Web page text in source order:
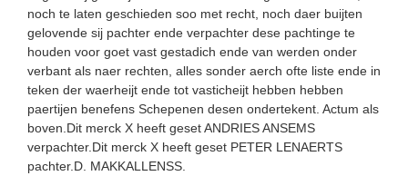
noch te laten geschieden soo met recht, noch daer buijten
gelovende sij pachter ende verpachter dese pachtinge te
houden voor goet vast gestadich ende van werden onder
verbant als naer rechten, alles sonder aerch ofte liste ende in
teken der waerheijt ende tot vasticheijt hebben hebben
paertijen benefens Schepenen desen ondertekent. Actum als
boven.Dit merck X heeft geset ANDRIES ANSEMS
verpachter.Dit merck X heeft geset PETER LENAERTS
pachter.D. MAKKALLENSS.